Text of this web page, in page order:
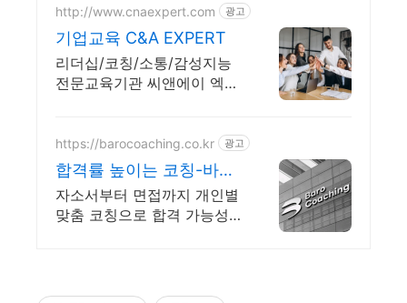
http://www.cnaexpert.com 광고
기업교육 C&A EXPERT
리더십/코칭/소통/감성지능
전문교육기관 씨앤에이 엑스
https://barocoaching.co.kr 광고
합격률 높이는 코칭-바로
코칭 1대1 합격 컨설팅
자소서부터 면접까지 개인별
맞춤 코칭으로 합격 가능성